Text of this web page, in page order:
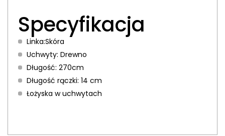
Specyfikacja
Linka:Skóra
Uchwyty: Drewno
Długość: 270cm
Długość rączki: 14 cm
Łożyska w uchwytach